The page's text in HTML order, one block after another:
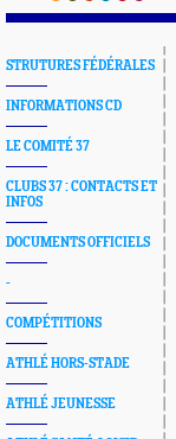
STRUTURES FÉDÉRALES
INFORMATIONS CD
LE COMITÉ 37
CLUBS 37 : CONTACTS ET
INFOS
DOCUMENTS OFFICIELS
-
COMPÉTITIONS
ATHLÉ HORS-STADE
ATHLÉ JEUNESSE